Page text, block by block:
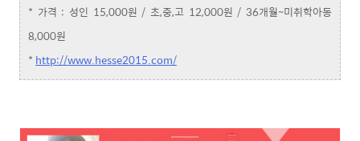
* 가격 : 성인 15,000원 / 초,중,고 12,000원 / 36개월~미취학아동
8,000원
* http://www.hesse2015.com/